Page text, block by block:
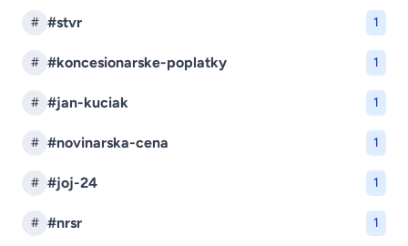
# #stvr 1
# #koncesionarske-poplatky 1
# #jan-kuciak 1
# #novinarska-cena 1
# #joj-24 1
# #nrsr 1